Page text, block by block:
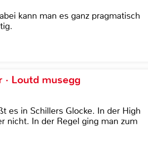
kann man es ganz pragmatisch
Loutd musegg
es in Schillers Glocke. In der High
nicht. In der Regel ging man zum